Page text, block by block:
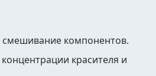
компонентов.
красителя и